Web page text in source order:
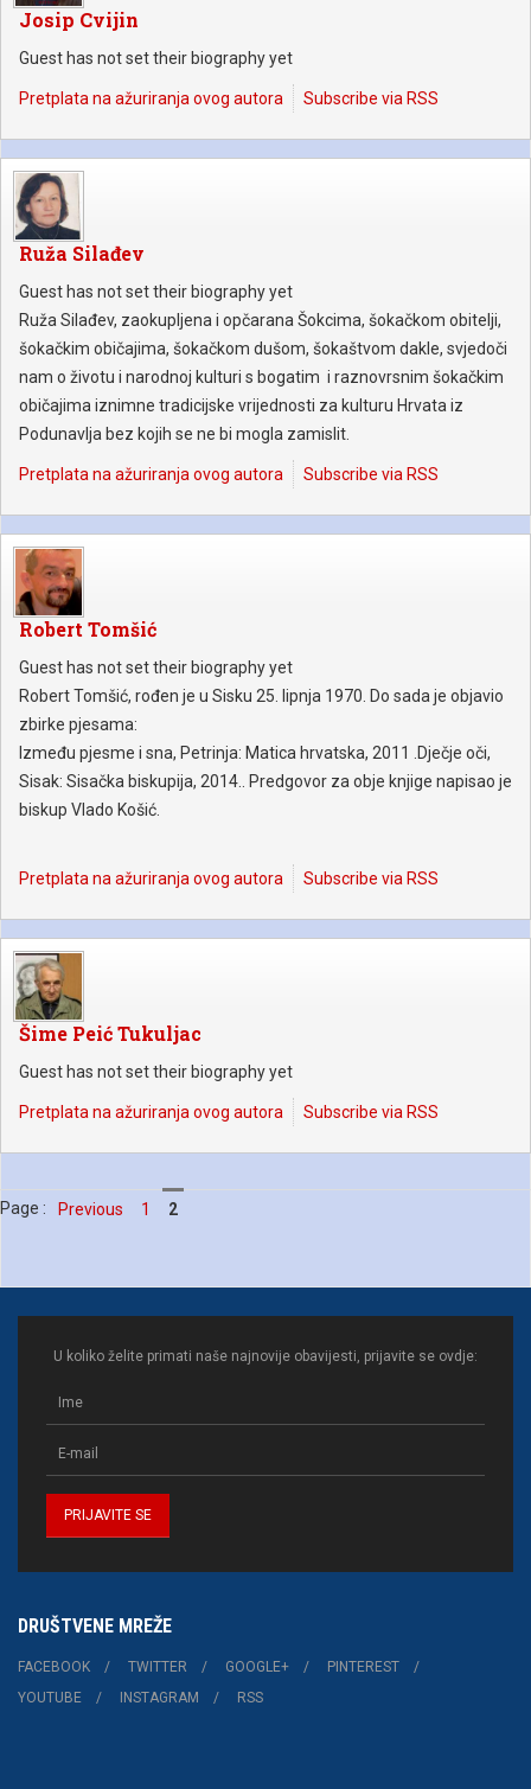
Josip Cvijin
Guest has not set their biography yet
Pretplata na ažuriranja ovog autora Subscribe via RSS
Ruža Silađev
Guest has not set their biography yet
Ruža Silađev, zaokupljena i opčarana Šokcima, šokačkom obitelji,
šokačkim običajima, šokačkom dušom, šokaštvom dakle, svjedoči
nam o životu i narodnoj kulturi s bogatim i raznovrsnim šokačkim
običajima iznimne tradicijske vrijednosti za kulturu Hrvata iz
Podunavlja bez kojih se ne bi mogla zamislit.
Pretplata na ažuriranja ovog autora Subscribe via RSS
Robert Tomšić
Guest has not set their biography yet
Robert Tomšić, rođen je u Sisku 25. lipnja 1970. Do sada je objavio
zbirke pjesama:
Između pjesme i sna, Petrinja: Matica hrvatska, 2011 .Dječje oči,
Sisak: Sisačka biskupija, 2014.. Predgovor za obje knjige napisao je
biskup Vlado Košić.
Pretplata na ažuriranja ovog autora Subscribe via RSS
Šime Peić Tukuljac
Guest has not set their biography yet
Pretplata na ažuriranja ovog autora Subscribe via RSS
Page : Previous 1 2
U koliko želite primati naše najnovije obavijesti, prijavite se ovdje:
DRUŠTVENE MREŽE
FACEBOOK TWITTER GOOGLE+
PINTEREST
YOUTUBE
INSTAGRAM RSS